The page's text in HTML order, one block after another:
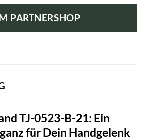
€
ist:
49,95 €.
PARTNERSHOP
TJ-0523-B-21: Ein
für Dein Handgelenk